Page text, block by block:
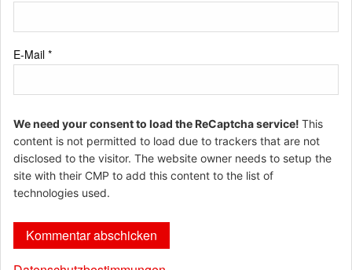
E-Mail *
We need your consent to load the ReCaptcha service! This
content is not permitted to load due to trackers that are not
disclosed to the visitor. The website owner needs to setup the
site with their CMP to add this content to the list of
technologies used.